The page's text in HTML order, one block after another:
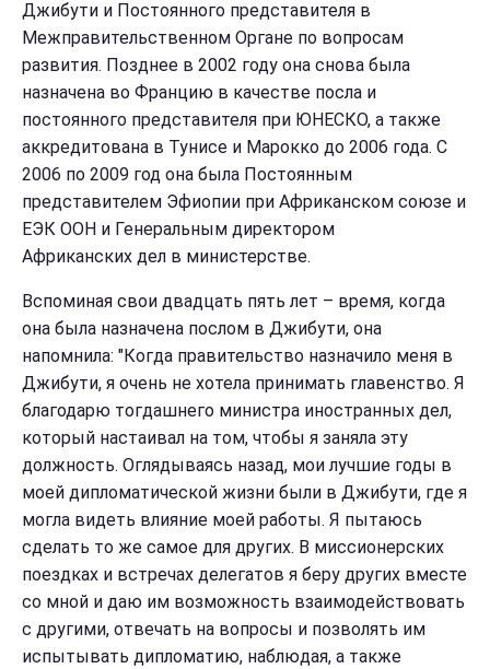
Джибути и Постоянного представителя в
Межправительственном Органе по вопросам
развития. Позднее в 2002 году она снова была
назначена во Францию ​​в качестве посла и
постоянного представителя при ЮНЕСКО, а также
аккредитована в Тунисе и Марокко до 2006 года. С
2006 по 2009 год она была Постоянным
представителем Эфиопии при Африканском союзе и
ЕЭК ООН и Генеральным директором
Африканских дел в министерстве.
Вспоминая свои двадцать пять лет – время, когда
она была назначена послом в Джибути, она
напомнила: "Когда правительство назначило меня в
Джибути, я очень не хотела принимать главенство. Я
благодарю тогдашнего министра иностранных дел,
который настаивал на том, чтобы я заняла эту
должность. Оглядываясь назад, мои лучшие годы в
моей дипломатической жизни были в Джибути, где я
могла видеть влияние моей работы. Я пытаюсь
сделать то же самое для других. В миссионерских
поездках и встречах делегатов я беру других вместе
со мной и даю им возможность взаимодействовать
с другими, отвечать на вопросы и позволять им
испытывать дипломатию, наблюдая, а также